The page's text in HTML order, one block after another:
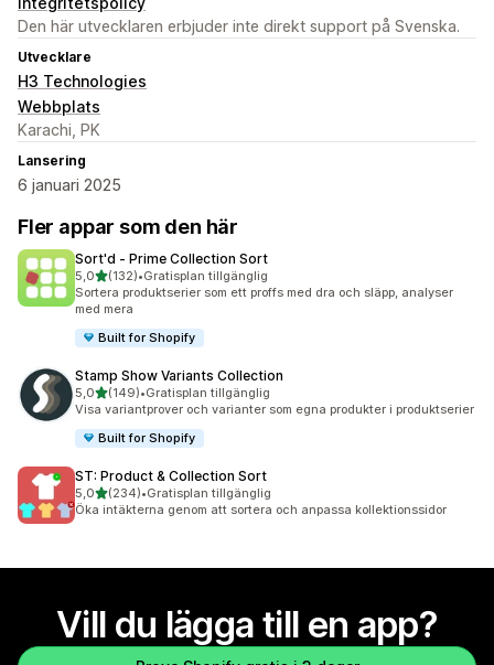
Den här utvecklaren erbjuder inte direkt support på Svenska.
Utvecklare
H3 Technologies
Webbplats
Karachi, PK
Lansering
6 januari 2025
Fler appar som den här
Sort'd ‑ Prime Collection Sort
5,0av 5 stjärnor
(132)
132 recensioner totalt
•Gratisplan tillgänglig
Sortera produktserier som ett proffs med dra och släpp, analyser
med mera
Built for Shopify
Stamp Show Variants Collection
5,0av 5 stjärnor
(149)
149 recensioner totalt
•Gratisplan tillgänglig
Visa variantprover och varianter som egna produkter i produktserier
Built for Shopify
ST: Product & Collection Sort
5,0av 5 stjärnor
(234)
234 recensioner totalt
•Gratisplan tillgänglig
Öka intäkterna genom att sortera och anpassa kollektionssidor
Vill du lägga till en app?